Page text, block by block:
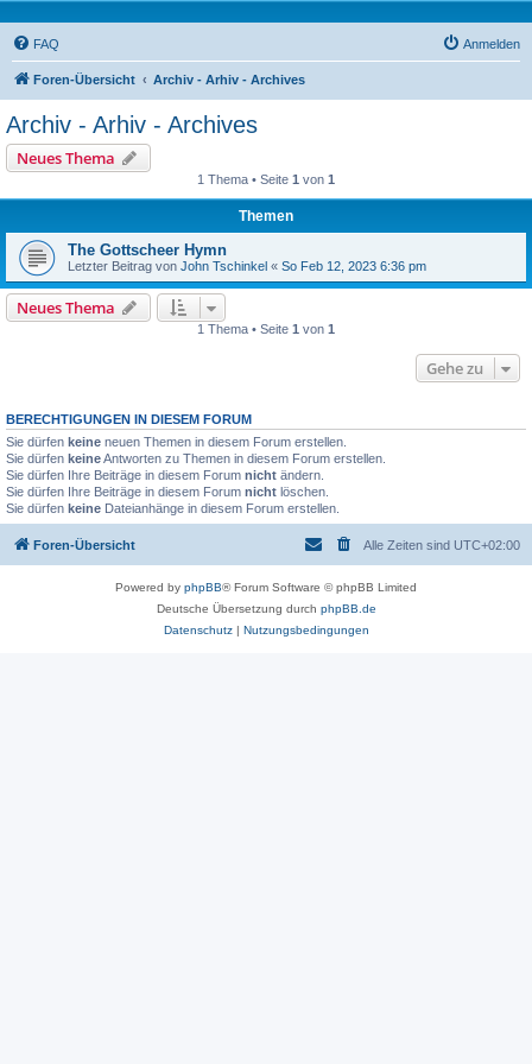
FAQ Anmelden
Foren-Übersicht Archiv - Arhiv - Archives
Archiv - Arhiv - Archives
Neues Thema
1 Thema • Seite 1 von 1
Themen
The Gottscheer Hymn
Letzter Beitrag von John Tschinkel « So Feb 12, 2023 6:36 pm
Neues Thema
1 Thema • Seite 1 von 1
Gehe zu
BERECHTIGUNGEN IN DIESEM FORUM
Sie dürfen keine neuen Themen in diesem Forum erstellen.
Sie dürfen keineAntworten zu Themen in diesem Forum erstellen.
Sie dürfen Ihre Beiträge in diesem Forum nicht ändern.
Sie dürfen Ihre Beiträge in diesem Forum nicht löschen.
Sie dürfen keine Dateianhänge in diesem Forum erstellen.
Foren-Übersicht Alle Zeiten sind UTC+02:00
Powered by phpBB® Forum Software © phpBB Limited
Deutsche Übersetzung durch phpBB.de
Datenschutz| Nutzungsbedingungen